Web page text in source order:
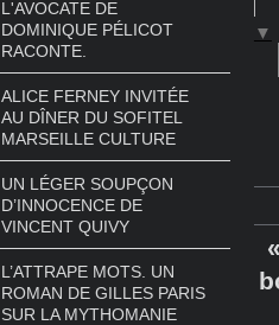
L'AVOCATE DE
DOMINIQUE PÉLICOT
RACONTE.
ALICE FERNEY INVITÉE
AU DÎNER DU SOFITEL
MARSEILLE CULTURE
UN LÉGER SOUPÇON
D’INNOCENCE DE
VINCENT QUIVY
L’ATTRAPE MOTS. UN
ROMAN DE GILLES PARIS
SUR LA MYTHOMANIE
▼